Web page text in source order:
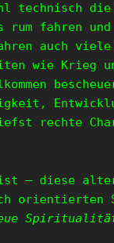
technisch
rum fahren
auch viele
wie Krieg
rechte
– diese